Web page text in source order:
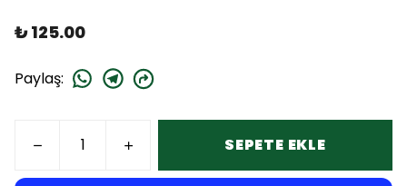
₺ 125.00
Paylaş:
SEPETE EKLE